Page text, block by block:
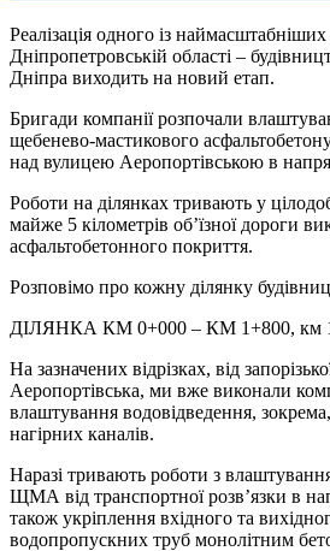
Реалізація одного із
Дніпропетровській області –
Дніпра виходить на новий етап.
Бригади компанії розпочали
щебенево-мастикового
над вулицею Аеропортівською в
Роботи на ділянках тривають у
майже 5 кілометрів об’їзної дороги
асфальтобетонного покриття.
Розповімо про кожну ділянку
ДІЛЯНКА КМ 0+000 – КМ 1+800, км
На зазначених відрізках, від
Аеропортівська, ми вже виконали
влаштування водовідведення,
нагірних каналів.
Наразі тривають роботи з
ЩМА від транспортної розв’язки в
також укріплення вхідного та
водопропускних труб монолітним